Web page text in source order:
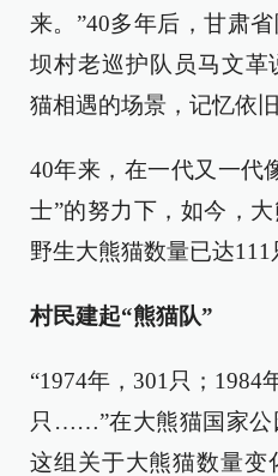
来。”40多年后，甘肃
坝村老巡护队员马文革
猫相遇的场景，记忆依旧
40年来，在一代又一代
士”的努力下，如今，
野生大熊猫数量已达111
村民建起“熊猫队”
“1974年，301只；1984
只……”在大熊猫国家公
这组关于大熊猫数量变